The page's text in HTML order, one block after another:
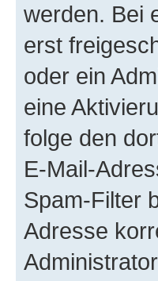
werden. Bei
erst
oder ein
eine
folge den
E-Mail-
Spam-Filter
Adresse